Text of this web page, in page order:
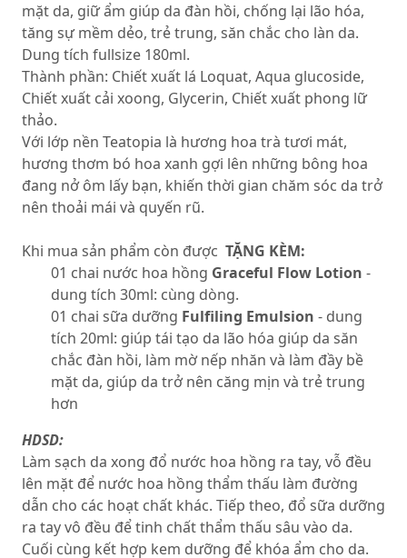
mặt da, giữ ẩm giúp da đàn hồi, chống lại lão hóa,
tăng sự mềm dẻo, trẻ trung, săn chắc cho làn da.
Dung tích fullsize 180ml.
Thành phần: Chiết xuất lá Loquat, Aqua glucoside,
Chiết xuất cải xoong, Glycerin, Chiết xuất phong lữ
thảo.
Với lớp nền Teatopia là hương hoa trà tươi mát,
hương thơm bó hoa xanh gợi lên những bông hoa
đang nở ôm lấy bạn, khiến thời gian chăm sóc da trở
nên thoải mái và quyến rũ.
Khi mua sản phẩm còn được TẶNG KÈM:
01 chai nước hoa hồng Graceful Flow Lotion -
dung tích 30ml: cùng dòng.
01 chai sữa dưỡng Fulfiling Emulsion - dung
tích 20ml: giúp tái tạo da lão hóa giúp da săn
chắc đàn hồi, làm mờ nếp nhăn và làm đầy bề
mặt da, giúp da trở nên căng mịn và trẻ trung
hơn
HDSD:
Làm sạch da xong đổ nước hoa hồng ra tay, vỗ đều
lên mặt để nước hoa hồng thẩm thấu làm đường
dẫn cho các hoạt chất khác. Tiếp theo, đổ sữa dưỡng
ra tay vô đều để tinh chất thẩm thấu sâu vào da.
Cuối cùng kết hợp kem dưỡng để khóa ẩm cho da.